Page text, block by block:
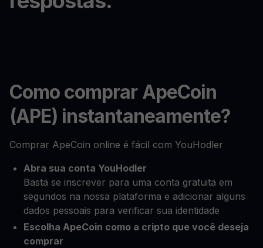
Como comprar ApeCoin
(APE) instantaneamente?
Comprar ApeCoin online é fácil com YouHodler
Abra sua conta YouHodler
Basta se inscrever para uma conta gratuita em
segundos na nossa plataforma e adicionar alguns
dados pessoais para verificar sua identidade
Escolha ApeCoin como a cripto que você deseja
comprar